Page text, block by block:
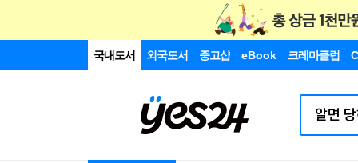
국내도서 외국도서 중고샵 eBook 크레마클럽